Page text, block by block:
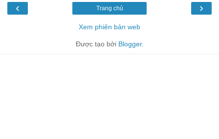
‹ ›
Trang chủ
Xem phiên bản web
Được tạo bởi Blogger.